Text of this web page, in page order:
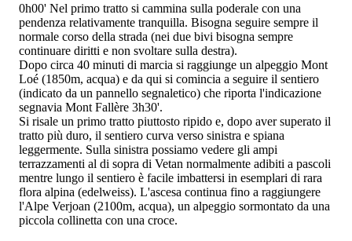
0h00' Nel primo tratto si cammina sulla poderale con una
pendenza relativamente tranquilla. Bisogna seguire sempre il
normale corso della strada (nei due bivi bisogna sempre
continuare diritti e non svoltare sulla destra).
Dopo circa 40 minuti di marcia si raggiunge un alpeggio Mont
Loé (1850m, acqua) e da qui si comincia a seguire il sentiero
(indicato da un pannello segnaletico) che riporta l'indicazione
segnavia Mont Fallère 3h30'.
Si risale un primo tratto piuttosto ripido e, dopo aver superato il
tratto più duro, il sentiero curva verso sinistra e spiana
leggermente. Sulla sinistra possiamo vedere gli ampi
terrazzamenti al di sopra di Vetan normalmente adibiti a pascoli
mentre lungo il sentiero è facile imbattersi in esemplari di rara
flora alpina (edelweiss). L'ascesa continua fino a raggiungere
l'Alpe Verjoan (2100m, acqua), un alpeggio sormontato da una
piccola collinetta con una croce.